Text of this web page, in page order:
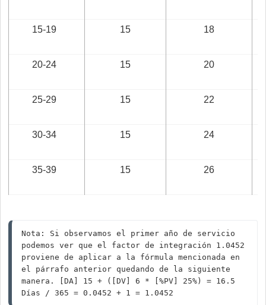
15-19 15 18
20-24 15 20
25-29 15 22
30-34 15 24
35-39 15 26
Nota: Si observamos el primer año de servicio
podemos ver que el factor de integración 1.0452
proviene de aplicar a la fórmula mencionada en
el párrafo anterior quedando de la siguiente
manera. [DA] 15 + ([DV] 6 * [%PV] 25%) = 16.5
Días / 365 = 0.0452 + 1 = 1.0452